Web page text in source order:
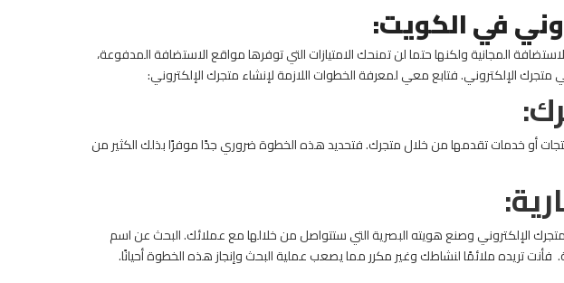
في الكويت:
المجانية ولكنها حتما لن تمنحك الامتيازات التي توفرها مواقع الاستضافة المدفوعة،
متجرك الإلكتروني.فتابع معي لمعرفة الخطوات اللازمة لإنشاء متجرك الإلكتروني:
أو خدمات تقدمها من خلال متجرك. فتحديد هذه الخطوة ضروري جدًا موفرًا بذلك الكثير من
لمتجرك الإلكتروني وصنع هويته البصرية التي ستتواصل من خلالها مع عملائك. البحث عن اسم
فأنت تريده ملائمًا لنشاطك وغير مكرر مما يصعب عملية البحث وإنجاز هذه الخطوة أحيانًا.